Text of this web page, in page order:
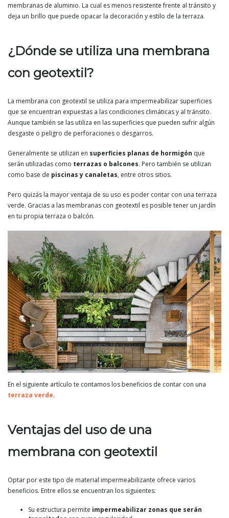
membranas de aluminio. La cual es menos resistente frente al tránsito y
deja un brillo que puede opacar la decoración y estilo de la terraza.
¿Dónde se utiliza una membrana
con geotextil?
La membrana con geotextil se utiliza para impermeabilizar superficies
que se encuentran expuestas a las condiciones climáticas y al tránsito.
Aunque también se las utiliza en las superficies que pueden sufrir algún
desgaste o peligro de perforaciones o desgarros.
Generalmente se utilizan en superficies planas de hormigón que
serán utilizadas como terrazas o balcones. Pero también se utilizan
como base de piscinas y canaletas, entre otros sitios.
Pero quizás la mayor ventaja de su uso es poder contar con una terraza
verde. Gracias a las membranas con geotextil es posible tener un jardín
en tu propia terraza o balcón.
En el siguiente artículo te contamos los beneficios de contar con una
terraza verde.
Ventajas del uso de una
membrana con geotextil
Optar por este tipo de material impermeabilizante ofrece varios
beneficios. Entre ellos se encuentran los siguientes:
Su estructura permite impermeabilizar zonas que serán